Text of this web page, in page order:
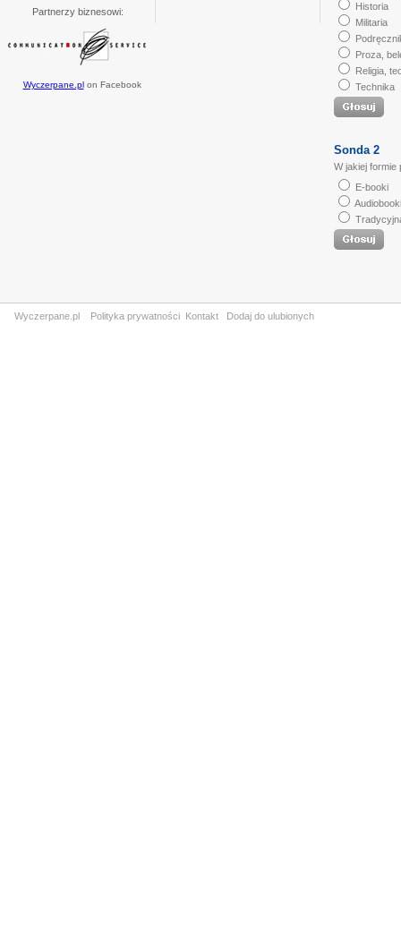
Partnerzy biznesowi:
Wyczerpane.plon Facebook
Historia
Militaria
Proza,
Religia,
Technika
Sonda 2
W jakiej formie
E-booki
Audiobooki
Wyczerpane.pl Polityka prywatności Kontakt Dodaj do ulubionych